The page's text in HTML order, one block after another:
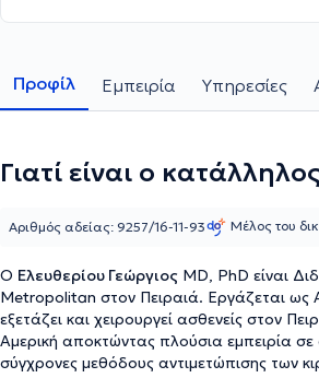
Προφίλ Εμπειρία Υπηρεσίες
Γιατί είναι ο
Ο Ελευθερίου Γεώργιος MD, PhD είναι
Metropolitan στον Πειραιά. Εργάζεται ως
εξετάζει και χειρουργεί ασθενείς στον
Αμερική αποκτώντας πλούσια εμπειρία σε
σύγχρονες μεθόδους αντιμετώπισης των
Αριθμός αδείας: 9257/16-11-93 Μέλος του